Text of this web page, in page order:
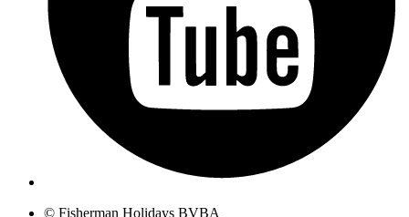
© Fisherman Holidays BVBA